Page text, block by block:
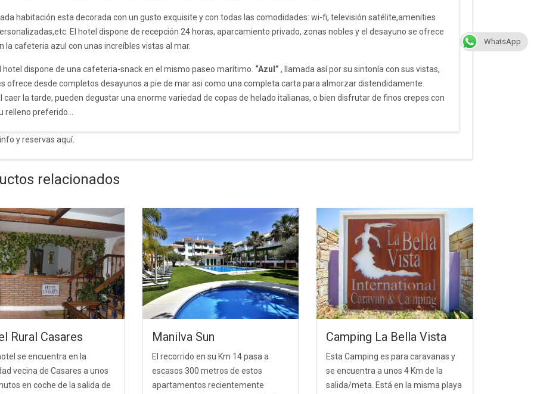
habitación esta decorada con un gusto exquisite y con todas las comodidades: wi-fi, televisión satélite,amenities
El hotel dispone de recepción 24 horas, aparcamiento privado, zonas nobles y el desayuno se ofrece
la cafeteria azul con unas increíbles vistas al mar.
hotel dispone de una cafeteria-snack en el mismo paseo marítimo. “Azul” , llamada así por su sintonía con sus vistas,
ofrece desde completos desayunos a pie de mar asi como una completa carta para almorzar distendidamente.
caer la tarde, pueden degustar una enorme variedad de copas de helado italianas, o bien disfrutar de finos crepes con
relleno preferido…
y reservas aquí.
relacionados
Rural Casares
se encuentra en la
vecina de Casares a unos
en coche de la salida de
Manilva Sun
El recorrido en su Km 14 pasa a
escasos 300 metros de estos
apartamentos recientemente
Camping La Bella Vista
Esta Camping es para caravanas y
se encuentra a unos 4 Km de la
salida/meta. Está en la misma playa
WhatsApp